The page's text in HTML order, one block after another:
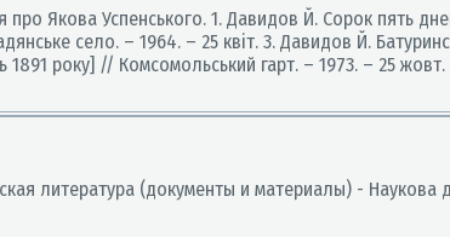
Якова Успенського. 1. Давидов Й. Сорок пять
село. – 1964. – 25 квіт. 3. Давидов Й.
року] // Комсомольський гарт. – 1973. – 25
литература (документы и материалы) - Наукова